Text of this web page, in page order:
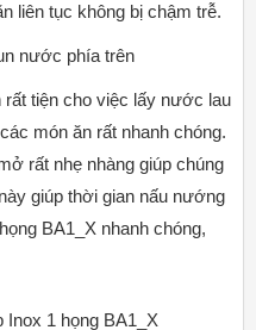
liên tục không bị chậm trễ.
nước phía trên
tiện cho việc lấy nước lau
món ăn rất nhanh chóng.
rất nhẹ nhàng giúp chúng
giúp thời gian nấu nướng
BA1_X nhanh chóng,